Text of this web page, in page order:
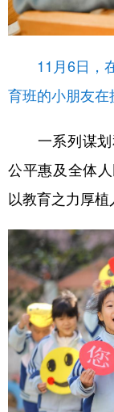
11月6日，
育班的小朋友在
一系列谋划
公平惠及全体
以教育之力厚植